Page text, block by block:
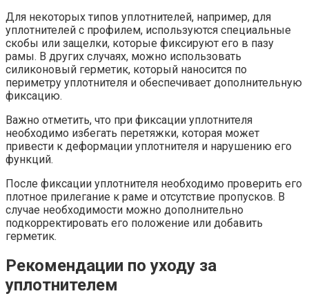
Для некоторых типов уплотнителей, например, для
уплотнителей с профилем, используются специальные
скобы или защелки, которые фиксируют его в пазу
рамы. В других случаях, можно использовать
силиконовый герметик, который наносится по
периметру уплотнителя и обеспечивает дополнительную
фиксацию.
Важно отметить, что при фиксации уплотнителя
необходимо избегать перетяжки, которая может
привести к деформации уплотнителя и нарушению его
функций.
После фиксации уплотнителя необходимо проверить его
плотное прилегание к раме и отсутствие пропусков. В
случае необходимости можно дополнительно
подкорректировать его положение или добавить
герметик.
Рекомендации по уходу за
уплотнителем